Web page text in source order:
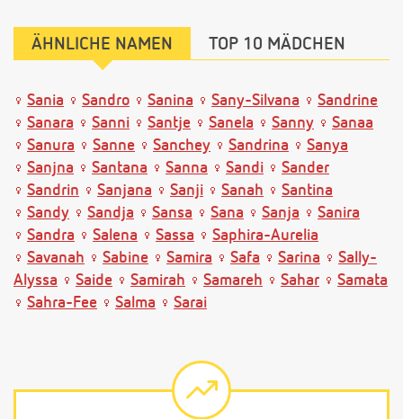
ÄHNLICHE NAMEN TOP 10 MÄDCHEN
Sania Sandro Sanina Sany-Silvana
Sandrine
Sanara
Sanni Santje Sanela Sanny
Sanaa
Sanura
Sanne Sanchey Sandrina
Sanya
Sanjna
Santana Sanna Sandi
Sander
Sandrin
Sanjana Sanji Sanah
Santina
Sandy
Sandja Sansa Sana Sanja
Sanira
Sandra
Salena Sassa
Saphira-Aurelia
Savanah
Sabine Samira Safa Sarina
Sally-
Alyssa
Saide Samirah Samareh Sahar
Samata
Sahra-Fee
Salma Sarai